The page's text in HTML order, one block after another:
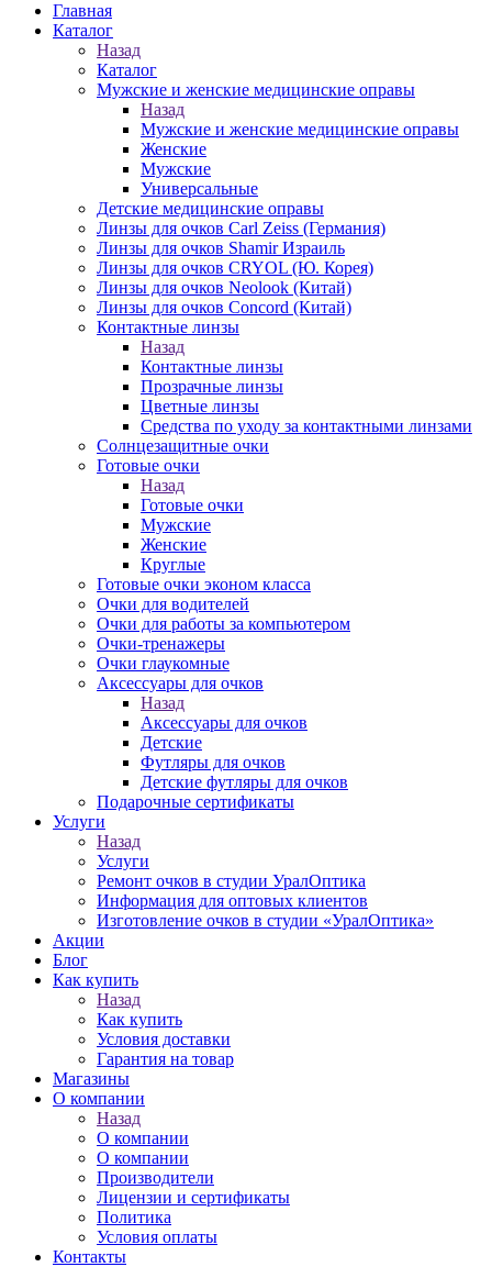
Главная
Каталог
Назад
Каталог
Мужские и женские медицинские оправы
Назад
Мужские и женские медицинские оправы
Женские
Мужские
Универсальные
Детские медицинские оправы
Линзы для очков Carl Zeiss (Германия)
Линзы для очков Shamir Израиль
Линзы для очков CRYOL (Ю. Корея)
Линзы для очков Neolook (Китай)
Линзы для очков Concord (Китай)
Контактные линзы
Назад
Контактные линзы
Прозрачные линзы
Цветные линзы
Средства по уходу за контактными линзами
Солнцезащитные очки
Готовые очки
Назад
Готовые очки
Мужские
Женские
Круглые
Готовые очки эконом класса
Очки для водителей
Очки для работы за компьютером
Очки-тренажеры
Очки глаукомные
Аксессуары для очков
Назад
Аксессуары для очков
Детские
Футляры для очков
Детские футляры для очков
Подарочные сертификаты
Услуги
Назад
Услуги
Ремонт очков в студии УралОптика
Информация для оптовых клиентов
Изготовление очков в студии «УралОптика»
Акции
Блог
Как купить
Назад
Как купить
Условия доставки
Гарантия на товар
Магазины
О компании
Назад
О компании
О компании
Производители
Лицензии и сертификаты
Политика
Условия оплаты
Контакты